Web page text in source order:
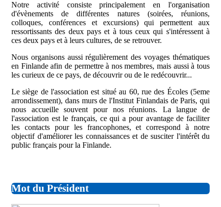
Notre activité consiste principalement en l'organisation
d'évènements de différentes natures (soirées, réunions,
colloques, conférences et excursions) qui permettent aux
ressortissants des deux pays et à tous ceux qui s'intéressent à
ces deux pays et à leurs cultures, de se retrouver.
Nous organisons aussi régulièrement des voyages thématiques
en Finlande afin de permettre à nos membres, mais aussi à tous
les curieux de ce pays, de découvrir ou de le redécouvrir...
Le siège de l'association est situé au 60, rue des Écoles (5eme
arrondissement), dans murs de l'Institut Finlandais de Paris, qui
nous accueille souvent pour nos réunions. La langue de
l'association est le français, ce qui a pour avantage de faciliter
les contacts pour les francophones, et correspond à notre
objectif d'améliorer les connaissances et de susciter l'intérêt du
public français pour la Finlande.
Mot du Président